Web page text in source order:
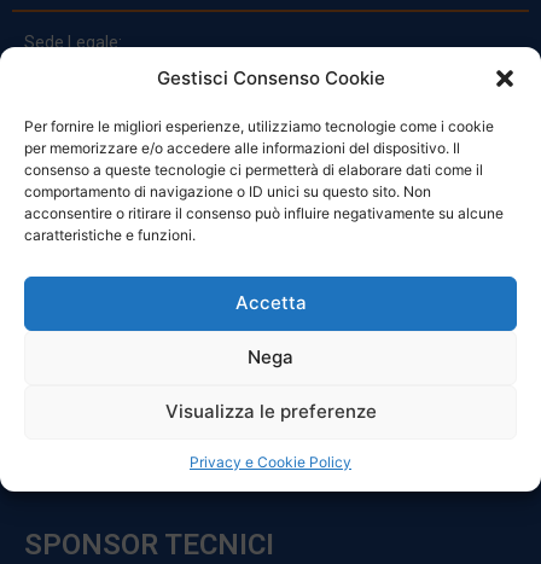
Gestisci Consenso Cookie
Per fornire le migliori esperienze, utilizziamo tecnologie come i cookie
per memorizzare e/o accedere alle informazioni del dispositivo. Il
consenso a queste tecnologie ci permetterà di elaborare dati come il
comportamento di navigazione o ID unici su questo sito. Non
acconsentire o ritirare il consenso può influire negativamente su alcune
caratteristiche e funzioni.
Accetta
Nega
Visualizza le preferenze
Privacy e Cookie Policy
Sede Legale:
Via Principe Di Udine 144
clienti@officinefvg.it
info@officinefvg.it
posta@officinefvgpec.It
ORARI
Sabato: 8:00 – 12:00
SPONSOR TECNICI